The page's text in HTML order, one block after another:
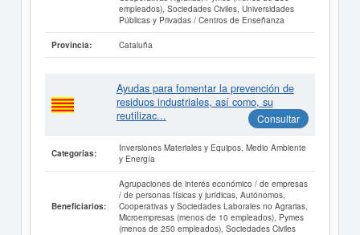
empleados), Sociedades Civiles, Universidades
Públicas y Privadas / Centros de Enseñanza
Provincia: Cataluña
Ayudas para fomentar la prevención de
residuos industriales, así como, su
reutilizac...
Consultar
Categorías:
Inversiones Materiales y Equipos, Medio Ambiente
y Energía
Beneficiarios:
Agrupaciones de interés económico / de empresas
/ de personas físicas y jurídicas, Autónomos,
Cooperativas y Sociedades Laborales no Agrarias,
Microempresas (menos de 10 empleados), Pymes
(menos de 250 empleados), Sociedades Civiles